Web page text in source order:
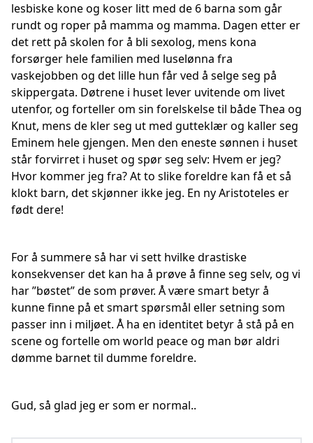
lesbiske kone og koser litt med de 6 barna som går
rundt og roper på mamma og mamma. Dagen etter er
det rett på skolen for å bli sexolog, mens kona
forsørger hele familien med luselønna fra
vaskejobben og det lille hun får ved å selge seg på
skippergata. Døtrene i huset lever uvitende om livet
utenfor, og forteller om sin forelskelse til både Thea og
Knut, mens de kler seg ut med gutteklær og kaller seg
Eminem hele gjengen. Men den eneste sønnen i huset
står forvirret i huset og spør seg selv: Hvem er jeg?
Hvor kommer jeg fra? At to slike foreldre kan få et så
klokt barn, det skjønner ikke jeg. En ny Aristoteles er
født dere!
For å summere så har vi sett hvilke drastiske
konsekvenser det kan ha å prøve å finne seg selv, og vi
har ”bøstet” de som prøver. Å være smart betyr å
kunne finne på et smart spørsmål eller setning som
passer inn i miljøet. Å ha en identitet betyr å stå på en
scene og fortelle om world peace og man bør aldri
dømme barnet til dumme foreldre.
Gud, så glad jeg er som er normal..